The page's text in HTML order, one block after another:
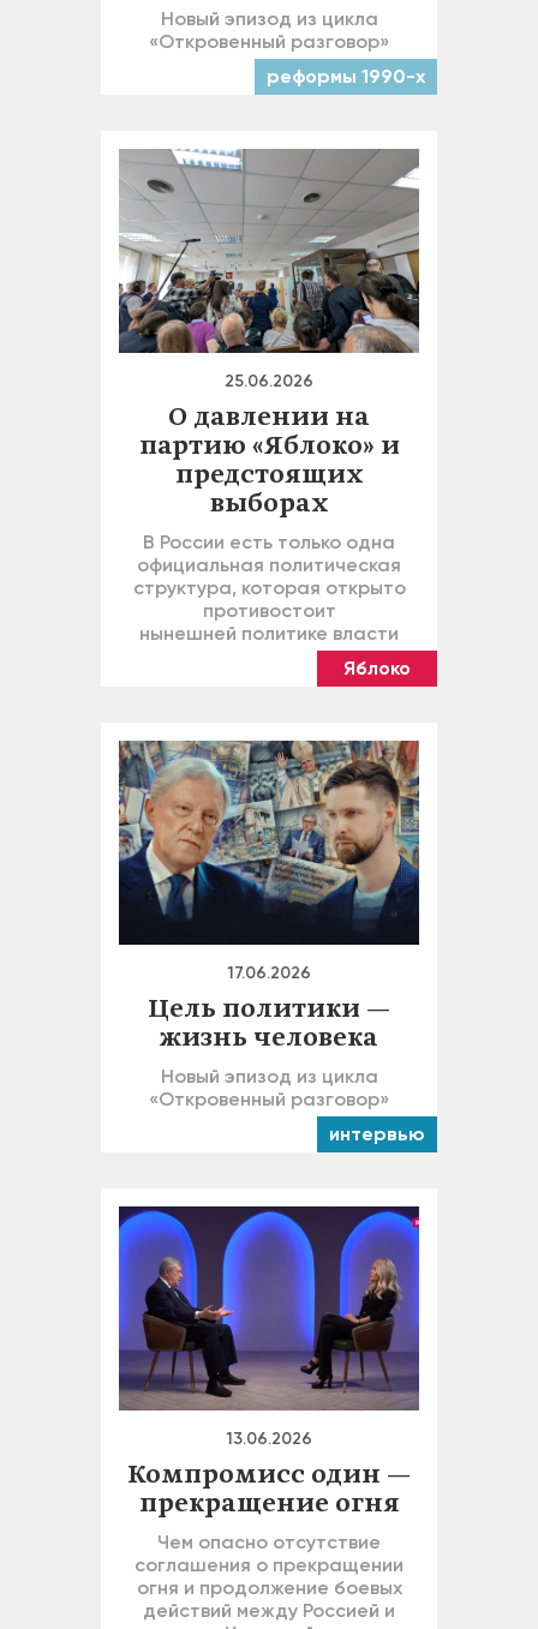
Новый эпизод из цикла
«Откровенный разговор»
реформы 1990-х
25.06.2026
О давлении на
партию «Яблоко» и
предстоящих
выборах
В России есть только одна
официальная политическая
структура, которая открыто
противостоит
нынешней политике власти
Яблоко
17.06.2026
Цель политики —
жизнь человека
Новый эпизод из цикла
«Откровенный разговор»
интервью
13.06.2026
Компромисс один —
прекращение огня
Чем опасно отсутствие
соглашения о прекращении
огня и продолжение боевых
действий между Россией и